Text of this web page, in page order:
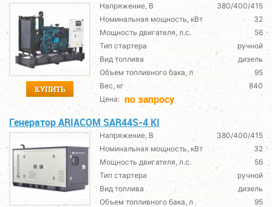
КУПИТЬ
Напряжение, В
380/400/415
Номинальная мощность, кВт
32
Мощность двигателя, л.с.
56
Тип стартера
ручной
Вид топлива
дизель
Объем топливного бака, л
95
Вес, кг
840
Цена: по запросу
Генератор ARIACOM SAR44S-4 KI
Напряжение, В
380/400/415
Номинальная мощность, кВт
32
Мощность двигателя, л.с.
56
Тип стартера
ручной
Вид топлива
дизель
Объем топливного бака, л
95